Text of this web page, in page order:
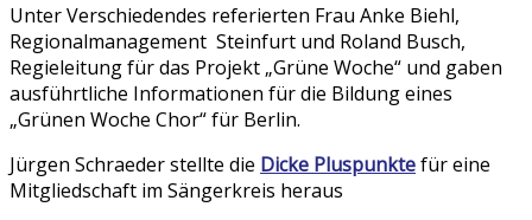
Unter Verschiedendes referierten Frau Anke Biehl,
Regionalmanagement Steinfurt und Roland Busch,
Regieleitung für das Projekt „Grüne Woche“ und gaben
ausführtliche Informationen für die Bildung eines
„Grünen Woche Chor“ für Berlin.
Jürgen Schraeder stellte die Dicke Pluspunktefür eine
Mitgliedschaft im Sängerkreis heraus